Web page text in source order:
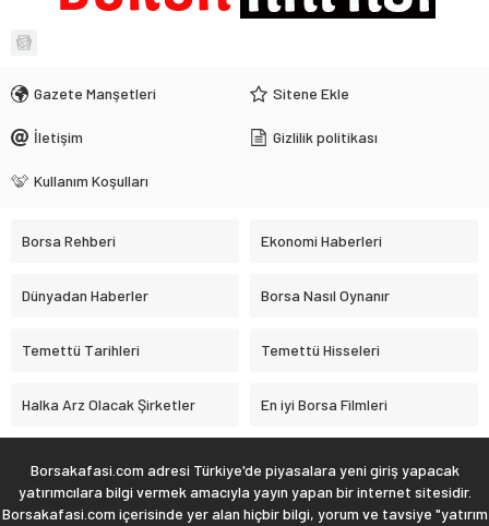
Gazete Manşetleri Sitene Ekle
İletişim Gizlilik politikası
Kullanım Koşulları
Borsa Rehberi Ekonomi Haberleri
Dünyadan Haberler Borsa Nasıl Oynanır
Temettü Tarihleri Temettü Hisseleri
Halka Arz Olacak Şirketler En iyi Borsa Filmleri
Borsakafasi.com adresi Türkiye'de piyasalara yeni giriş yapacak
yatırımcılara bilgi vermek amacıyla yayın yapan bir internet sitesidir.
Borsakafasi.com içerisinde yer alan hiçbir bilgi, yorum ve tavsiye "yatırım